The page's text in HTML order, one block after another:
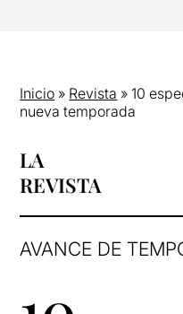
Inicio » Revista »10
nueva temporada
LA
REVISTA
AVANCE DE